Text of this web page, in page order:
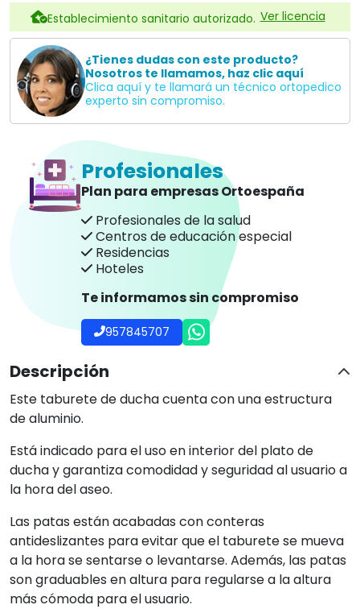
Establecimiento sanitario autorizado. Ver licencia
¿Tienes dudas con este producto?
Nosotros te llamamos, haz clic aquí
Clica aquí y te llamará un técnico ortopedico
experto sin compromiso.
Profesionales
Plan para empresas Ortoespaña
Profesionales de la salud
Centros de educación especial
Residencias
Hoteles
Te informamos sin compromiso
957845707
Descripción
Este taburete de ducha cuenta con una estructura
de aluminio.
Está indicado para el uso en interior del plato de
ducha y garantiza comodidad y seguridad al usuario a
la hora del aseo.
Las patas están acabadas con conteras
antideslizantes para evitar que el taburete se mueva
a la hora se sentarse o levantarse. Además, las patas
son graduables en altura para regularse a la altura
más cómoda para el usuario.